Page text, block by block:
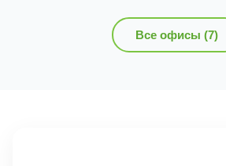
Все офисы (7)